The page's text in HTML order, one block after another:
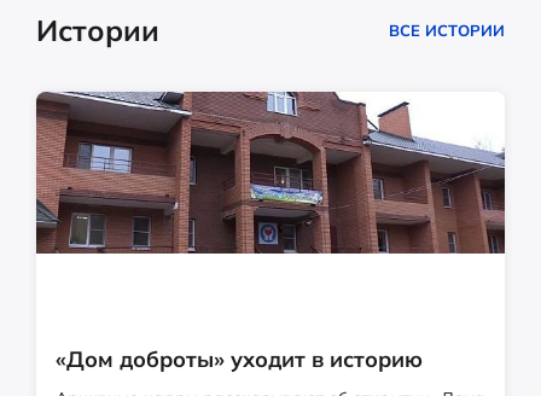
Истории ВСЕ ИСТОРИИ
«Дом доброты» уходит в историю